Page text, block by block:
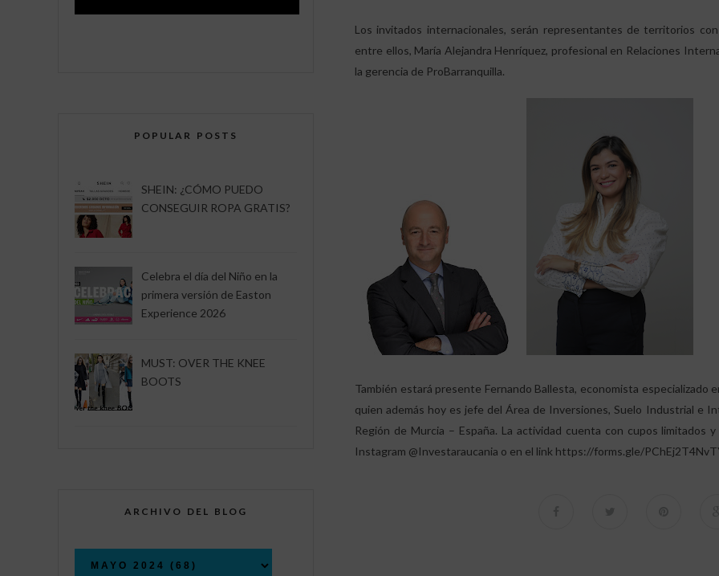
Los invitados internacionales, serán representantes de territorios
entre ellos, María Alejandra Henríquez, profesional en Relaciones
la gerencia de ProBarranquilla.
También estará presente Fernando Ballesta, economista especializado
quien además hoy es jefe del Área de Inversiones, Suelo Industrial e
Región de Murcia – España. La actividad cuenta con cupos limitados
Instagram @Investaraucania o en el link https://forms.gle/
POPULAR POSTS
SHEIN: ¿CÓMO PUEDO
CONSEGUIR ROPA GRATIS?
Celebra el día del Niño en la
primera versión de Easton
Experience 2026
MUST: OVER THE KNEE
BOOTS
ARCHIVO DEL BLOG